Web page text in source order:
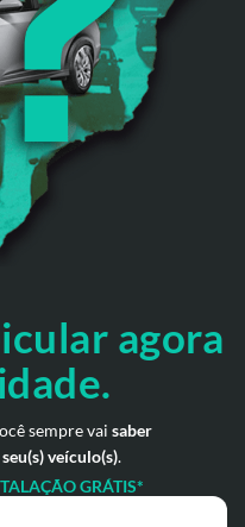
agora
sempre vai saber
veículo(s).
GRÁTIS*